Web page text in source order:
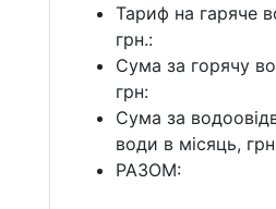
Тариф на гаряче
грн.:
Cума за горячу
грн:
Cума за
води в місяць,
РАЗОМ: